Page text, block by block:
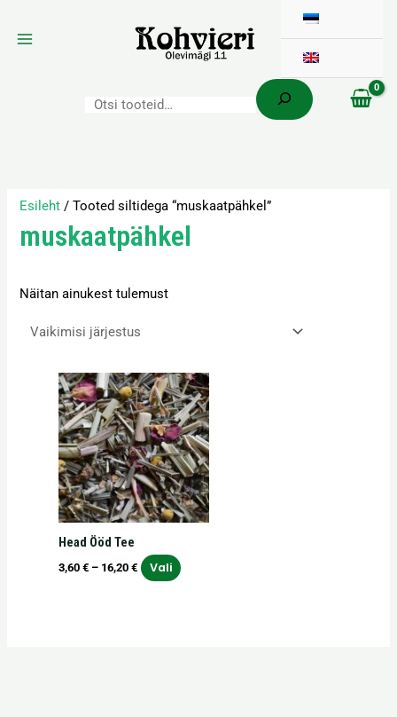
content
Esileht / Tooted siltidega “muskaatpähkel”
muskaatpähkel
Näitan ainukest tulemust
Head Ööd Tee
3,60€ – 16,20€
Hinnavahemik:
3,60 €
kuni
16,20 €
Vali
Sellel
tootel
on
mitu
varianti.
Valikuid
saab
teha